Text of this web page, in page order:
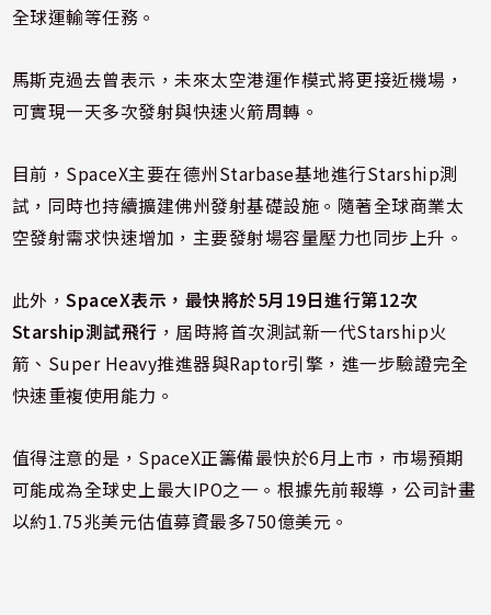
全球運輸等任務。
馬斯克過去曾表示，未來太空港運作模式將更接近機場，
可實現一天多次發射與快速火箭周轉。
目前，SpaceX主要在德州Starbase基地進行Starship測
試，同時也持續擴建佛州發射基礎設施。隨著全球商業太
空發射需求快速增加，主要發射場容量壓力也同步上升。
此外，SpaceX表示，最快將於5月19日進行第12次
Starship測試飛行 ，屆時將首次測試新一代Starship火
箭、Super Heavy推進器與Raptor引擎，進一步驗證完全
快速重複使用能力。
值得注意的是，SpaceX正籌備最快於6月上市，市場預期
可能成為全球史上最大IPO之一。根據先前報導，公司計畫
以約1.75兆美元估值募資最多750億美元。